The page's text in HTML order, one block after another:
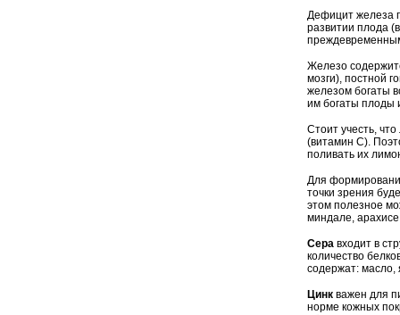
Дефицит железа
развитии плода
Железо
мозги), постной
железом богаты
им богаты плоды
Стоит учесть,
(витамин С).
поливать их
Для
точки зрения
этом полезное
миндале,
Сера входит в
количество
содержат: масло,
Цинк важен для
норме кожных